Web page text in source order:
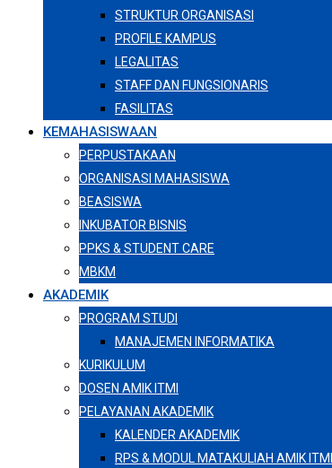
STRUKTUR ORGANISASI
PROFILE KAMPUS
LEGALITAS
STAFF DAN FUNGSIONARIS
FASILITAS
KEMAHASISWAAN
PERPUSTAKAAN
ORGANISASI MAHASISWA
BEASISWA
INKUBATOR BISNIS
PPKS & STUDENT CARE
MBKM
AKADEMIK
PROGRAM STUDI
MANAJEMEN INFORMATIKA
KURIKULUM
DOSEN AMIK ITMI
PELAYANAN AKADEMIK
KALENDER AKADEMIK
RPS & MODUL MATAKULIAH AMIK ITMI